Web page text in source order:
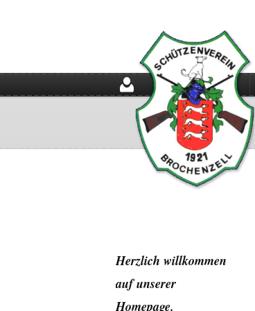
Herzlich willkommen
auf unserer
Homepage.